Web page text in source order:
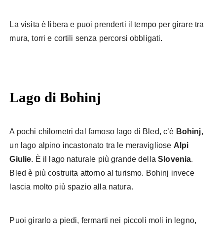
La visita è libera e puoi prenderti il tempo per girare tra
mura, torri e cortili senza percorsi obbligati.
Lago di Bohinj
A pochi chilometri dal famoso lago di Bled, c’è Bohinj,
un lago alpino incastonato tra le meravigliose Alpi
Giulie. È il lago naturale più grande dellaSlovenia.
Bled è più costruita attorno al turismo. Bohinj invece
lascia molto più spazio alla natura.
Puoi girarlo a piedi, fermarti nei piccoli moli in legno,